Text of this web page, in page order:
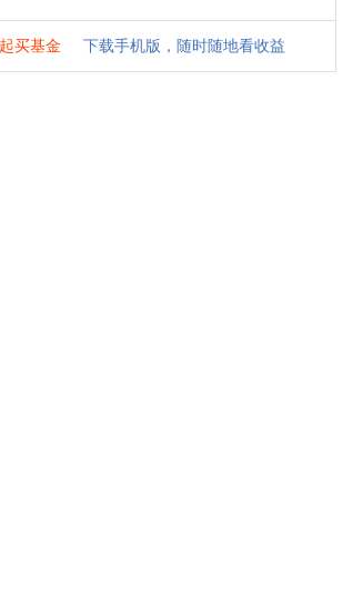
买基金 下载手机版，随时随地看收益